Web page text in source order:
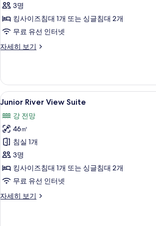
두
보
기
3명
킹사이즈침대 1개 또는 싱글침대 2개
무료 유선 인터넷
자세히 보기
Junior
히
보
기
Junior
River
View
Suite
사
진
모
두
보
Junior River
8
Junior River View Suite
강 전망
46㎡
침실 1개
3명
킹사이즈침대 1개 또는 싱글침대 2개
무료 유선 인터넷
자세히 보기
Junior